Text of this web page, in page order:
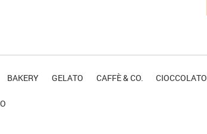
BAKERY GELATO CAFFÈ & CO. CIOCCOLATO